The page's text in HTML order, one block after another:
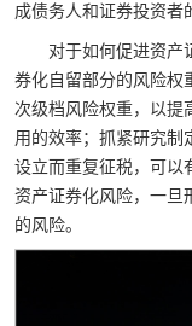
成债务人和证券投资者
对于如何促进资产
券化自留部分的风险权
次级档风险权重，以提
用的效率；抓紧研究制
设立而重复征税，可以
资产证券化风险，一旦
的风险。